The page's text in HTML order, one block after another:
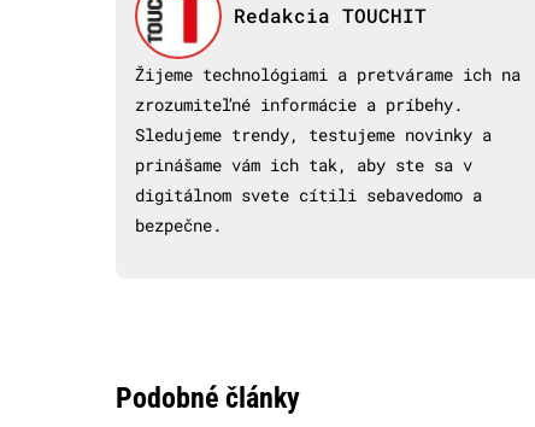
Redakcia TOUCHIT
Žijeme technológiami a pretvárame ich na
zrozumiteľné informácie a príbehy.
Sledujeme trendy, testujeme novinky a
prinášame vám ich tak, aby ste sa v
digitálnom svete cítili sebavedomo a
bezpečne.
Podobné články